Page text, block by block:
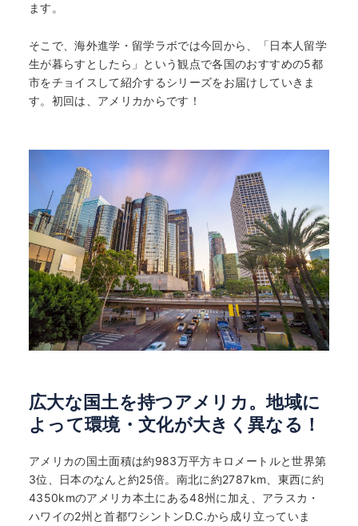
ます。
そこで、海外進学・留学ラボでは今回から、「日本人留学
生が暮らすとしたら」という観点で各国のおすすめの5都
市をチョイスして紹介するシリーズをお届けしていきま
す。初回は、アメリカからです！
広大な国土を持つアメリカ。地域に
よって環境・文化が大きく異なる！
アメリカの国土面積は約983万平方キロメートルと世界第
3位、日本のなんと約25倍。南北に約2787km、東西に約
4350kmのアメリカ本土にある48州に加え、アラスカ・
ハワイの2州と首都ワシントンD.C.から成り立っていま